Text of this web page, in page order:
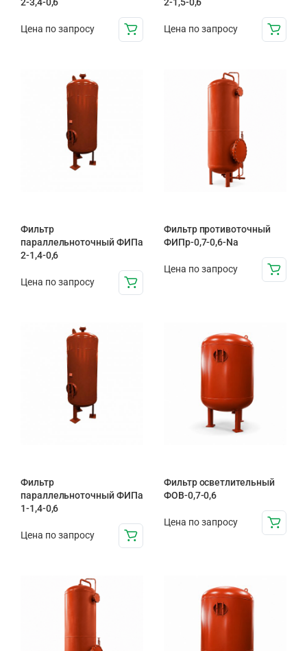
Цена по запросу Цена по запросу
Фильтр
параллельноточный ФИПа
2-1,4-0,6
Цена по запросу
Фильтр противоточный
ФИПр-0,7-0,6-Na
Цена по запросу
Фильтр
параллельноточный ФИПа
1-1,4-0,6
Цена по запросу
Фильтр осветлительный
ФОВ-0,7-0,6
Цена по запросу